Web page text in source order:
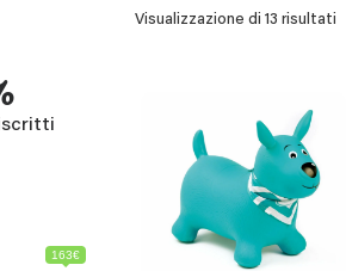
163€
Visualizzazione di 13 risultati